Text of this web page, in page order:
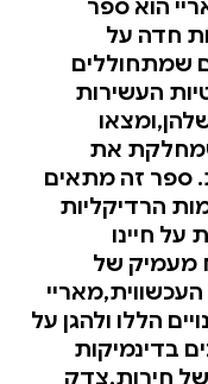
הוא ספר
חדה על
שמתחוללים
העשירות
את
ספר זה מתאים
הרדיקליות
על חיינו
מעמיק של
הללו ולהגן על
בדינמיקות
חירות,צדק